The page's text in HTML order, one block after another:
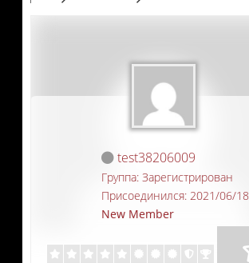
test38206009
Группа: Зарегистрирован
Присоединился: 2021/06/18
New Member